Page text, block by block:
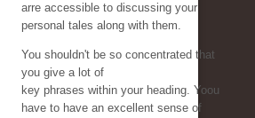
arre accessible to discussing your
personal tales along with them.
You shouldn't be so concentrated that
you give a lot of
key phrases within your heading. Yoou
have to have an excellent sense of